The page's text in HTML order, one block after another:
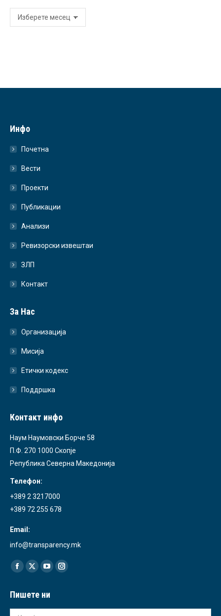
Архива
Инфо
Почетна
Вести
Проекти
Публикации
Анализи
Ревизорски извештаи
ЗЛП
Контакт
За Нас
Организација
Мисија
Етички кодекс
Поддршка
Контакт инфо
Наум Наумовски Борче 58
П.Ф. 270 1000 Скопје
Република Северна Македонија
Телефон:
+389 2 3217000
+389 72 255 678
Email:
info@transparency.mk
Find us on:
Facebook
opens
in
X
opens
in
YouTube
opens
in
Instagram
in
Пишете ни